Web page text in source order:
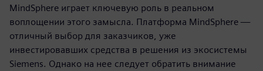
MindSphere играет ключевую роль в реальном
воплощении этого замысла. Платформа MindSphere —
отличный выбор для заказчиков, уже
инвестировавших средства в решения из экосистемы
Siemens. Однако на нее следует обратить внимание